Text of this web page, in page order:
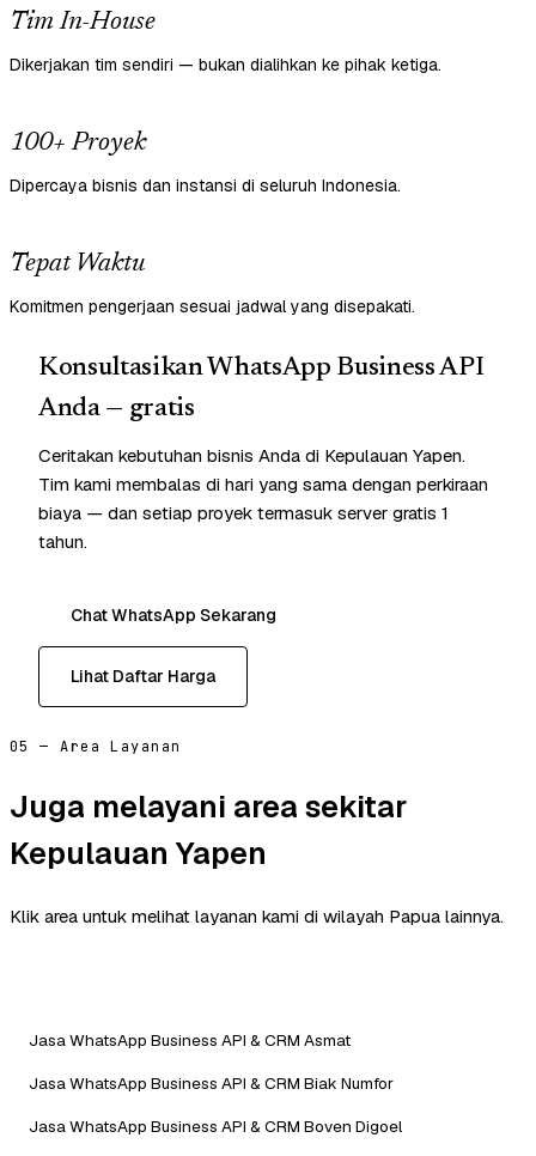
Tim In-House
Dikerjakan tim sendiri — bukan dialihkan ke pihak ketiga.
100+ Proyek
Dipercaya bisnis dan instansi di seluruh Indonesia.
Tepat Waktu
Komitmen pengerjaan sesuai jadwal yang disepakati.
Konsultasikan WhatsApp Business API
Anda — gratis
Ceritakan kebutuhan bisnis Anda di Kepulauan Yapen.
Tim kami membalas di hari yang sama dengan perkiraan
biaya — dan setiap proyek termasuk server gratis 1
tahun.
Chat WhatsApp Sekarang
Lihat Daftar Harga
05 — Area Layanan
Juga melayani area sekitar
Kepulauan Yapen
Klik area untuk melihat layanan kami di wilayah Papua lainnya.
Jasa WhatsApp Business API & CRM Asmat
Jasa WhatsApp Business API & CRM Biak Numfor
Jasa WhatsApp Business API & CRM Boven Digoel